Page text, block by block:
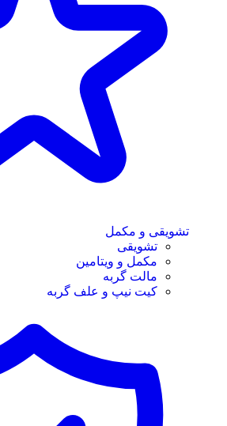
تشویقی و مکمل
تشویقی
مکمل و ویتامین
مالت گربه
کیت نیپ و علف گربه